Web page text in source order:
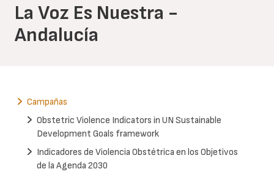
La Voz Es Nuestra -
Andalucía
Campañas
Obstetric Violence Indicators in UN Sustainable
Development Goals framework
Indicadores de Violencia Obstétrica en los Objetivos
de la Agenda 2030